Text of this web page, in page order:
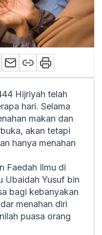
Hijriyah telah
hari. Selama
makan dan
akan tetapi
hanya menahan
Faedah Ilmu di
Ubaidah Yusuf bin
bagi kebanyakan
menahan diri
puasa orang